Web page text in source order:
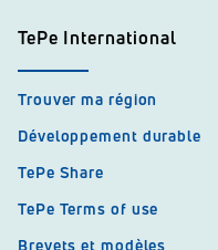
TePe International
Trouver ma région
Développement durable
TePe Share
TePe Terms of use
Brevets et modèles